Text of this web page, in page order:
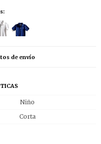
de envío
Niño
Corta